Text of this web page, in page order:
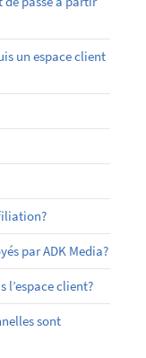
un espace client
par ADK Media?
l’espace client?
sont